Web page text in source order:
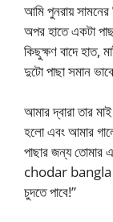
আমি পুনরায়
অপর হাতে একটা
কিছুক্ষণ বাদে হাত,
দুটো পাছা সমান
আমার দ্বারা তার
হলো এবং আমার
পাছার জন্য
chodar bangla
চুদতে পাবে!”